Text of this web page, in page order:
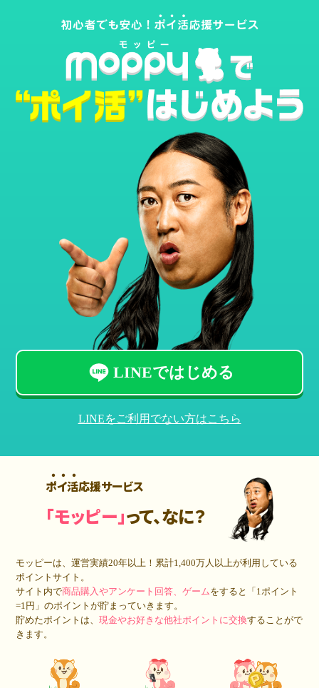
LINEではじめる
LINEをご利用でない方はこちら
ポイ活応援サービス
「モッピー」って、なに？
モッピーは、運営実績20年以上！累計1,400万人 以上が利用している
ポイントサイト。
サイト内で商品購入やアンケート回答、ゲームをすると「1ポイント
=1円」のポイントが貯まっていきます。
貯めたポイントは、現金やお好きな他社ポイントに交換することがで
きます。